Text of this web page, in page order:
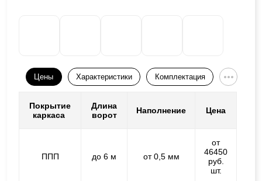
Цены Характеристики Комплектация
Покрытие
каркаса
Длина
ворот
Наполнение Цена
ППП до 6 м от 0,5 мм
от
46450
руб.
шт.